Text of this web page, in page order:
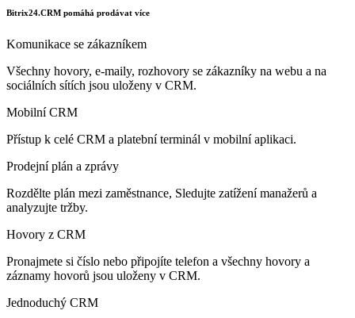
Bitrix24.CRM pomáhá prodávat více
Komunikace se zákazníkem
Všechny hovory, e-maily, rozhovory se zákazníky na webu a na
sociálních sítích jsou uloženy v CRM.
Mobilní CRM
Přístup k celé CRM a platební terminál v mobilní aplikaci.
Prodejní plán a zprávy
Rozdělte plán mezi zaměstnance, Sledujte zatížení manažerů a
analyzujte tržby.
Hovory z CRM
Pronajmete si číslo nebo připojíte telefon a všechny hovory a
záznamy hovorů jsou uloženy v CRM.
Jednoduchý CRM